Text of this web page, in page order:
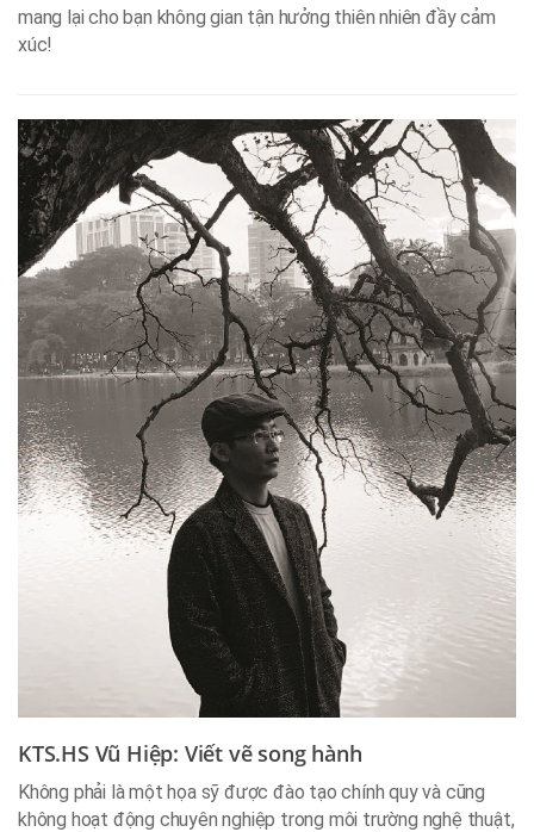
mang lại cho bạn không gian tận hưởng thiên nhiên đầy cảm
xúc!
KTS.HS Vũ Hiệp: Viết vẽ song hành
Không phải là một họa sỹ được đào tạo chính quy và cũng
không hoạt động chuyên nghiệp trong môi trường nghệ thuật,